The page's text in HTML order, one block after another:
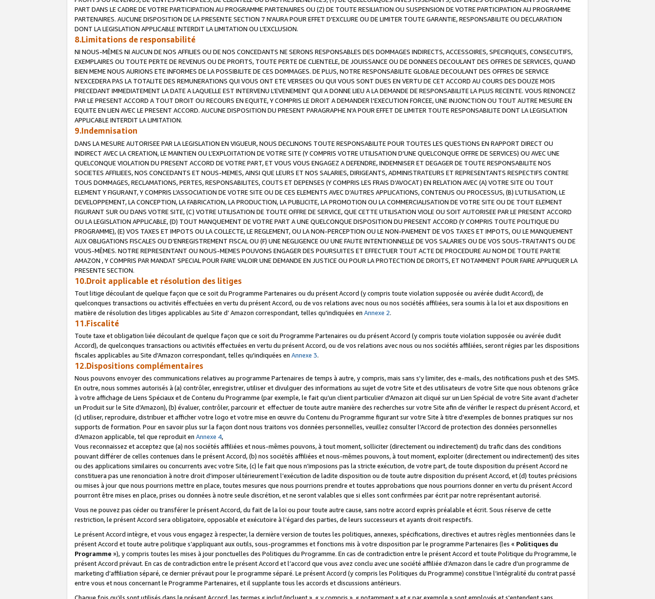
PART DANS LE CADRE DE VOTRE PARTICIPATION AU PROGRAMME PARTENAIRES OU (Z) DE TOUTE RESILIATION OU SUSPENSION DE VOTRE PARTICIPATION AU PROGRAMME
PARTENAIRES. AUCUNE DISPOSITION DE LA PRESENTE SECTION 7 N'AURA POUR EFFET D'EXCLURE OU DE LIMITER TOUTE GARANTIE, RESPONSABILITE OU DECLARATION
DONT LA LEGISLATION APPLICABLE INTERDIT LA LIMITATION OU L’EXCLUSION.
8.Limitations de responsabilité
NI NOUS-MÊMES NI AUCUN DE NOS AFFILIES OU DE NOS CONCEDANTS NE SERONS RESPONSABLES DES DOMMAGES INDIRECTS, ACCESSOIRES, SPECIFIQUES, CONSECUTIFS,
EXEMPLAIRES OU TOUTE PERTE DE REVENUS OU DE PROFITS, TOUTE PERTE DE CLIENTELE, DE JOUISSANCE OU DE DONNEES DECOULANT DES OFFRES DE SERVICES, QUAND
BIEN MEME NOUS AURIONS ETE INFORMES DE LA POSSIBILITE DE CES DOMMAGES. DE PLUS, NOTRE RESPONSABILITE GLOBALE DECOULANT DES OFFRES DE SERVICE
N’EXCEDERA PAS LA TOTALITE DES REMUNERATIONS QUI VOUS ONT ETE VERSEES OU QUI VOUS SONT DUES EN VERTU DE CET ACCORD AU COURS DES DOUZE MOIS
PRECEDANT IMMEDIATEMENT LA DATE A LAQUELLE EST INTERVENU L’EVENEMENT QUI A DONNE LIEU A LA DEMANDE DE RESPONSABILITE LA PLUS RECENTE. VOUS RENONCEZ
PAR LE PRESENT ACCORD A TOUT DROIT OU RECOURS EN EQUITE, Y COMPRIS LE DROIT A DEMANDER l'EXECUTION FORCEE, UNE INJONCTION OU TOUT AUTRE MESURE EN
EQUITE EN LIEN AVEC LE PRESENT ACCORD. AUCUNE DISPOSITION DU PRESENT PARAGRAPHE N'A POUR EFFET DE LIMITER TOUTE RESPONSABILITE DONT LA LEGISLATION
APPLICABLE INTERDIT LA LIMITATION.
9.Indemnisation
DANS LA MESURE AUTORISEE PAR LA LEGISLATION EN VIGUEUR, NOUS DECLINONS TOUTE RESPONSABILITE POUR TOUTES LES QUESTIONS EN RAPPORT DIRECT OU
INDIRECT AVEC LA CREATION, LE MAINTIEN OU L’EXPLOITATION DE VOTRE SITE (Y COMPRIS VOTRE UTILISATION D'UNE QUELCONQUE OFFRE DE SERVICES) OU AVEC UNE
QUELCONQUE VIOLATION DU PRESENT ACCORD DE VOTRE PART, ET VOUS VOUS ENGAGEZ A DEFENDRE, INDEMNISER ET DEGAGER DE TOUTE RESPONSABILITE NOS
SOCIETES AFFILIEES, NOS CONCEDANTS ET NOUS-MEMES, AINSI QUE LEURS ET NOS SALARIES, DIRIGEANTS, ADMINISTRATEURS ET REPRESENTANTS RESPECTIFS CONTRE
TOUS DOMMAGES, RECLAMATIONS, PERTES, RESPONSABILITES, COUTS ET DEPENSES (Y COMPRIS LES FRAIS D’AVOCAT) EN RELATION AVEC (A) VOTRE SITE OU TOUT
ELEMENT Y FIGURANT, Y COMPRIS L’ASSOCIATION DE VOTRE SITE OU DE CES ELEMENTS AVEC D’AUTRES APPLICATIONS, CONTENUS OU PROCESSUS, (B) L’UTILISATION, LE
DEVELOPPEMENT, LA CONCEPTION, LA FABRICATION, LA PRODUCTION, LA PUBLICITE, LA PROMOTION OU LA COMMERCIALISATION DE VOTRE SITE OU DE TOUT ELEMENT
FIGURANT SUR OU DANS VOTRE SITE, (C) VOTRE UTILISATION DE TOUTE OFFRE DE SERVICE, QUE CETTE UTILISATION VIOLE OU SOIT AUTORISEE PAR LE PRESENT ACCORD
OU LA LEGISLATION APPLICABLE, (D) TOUT MANQUEMENT DE VOTRE PART A UNE QUELCONQUE DISPOSITION DU PRESENT ACCORD (Y COMPRIS TOUTE POLITIQUE DU
PROGRAMME), (E) VOS TAXES ET IMPOTS OU LA COLLECTE, LE REGLEMENT, OU LA NON-PERCEPTION OU LE NON-PAIEMENT DE VOS TAXES ET IMPOTS, OU LE MANQUEMENT
AUX OBLIGATIONS FISCALES OU D’ENREGISTREMENT FISCAL OU (F) UNE NEGLIGENCE OU UNE FAUTE INTENTIONNELLE DE VOS SALARIES OU DE VOS SOUS-TRAITANTS OU DE
VOUS-MÊMES. NOTRE REPRESENTANT OU NOUS-MEMES POUVONS ENGAGER DES POURSUITES ET EFFECTUER TOUT ACTE DE PROCEDURE AU NOM DE TOUTE PARTIE
AMAZON , Y COMPRIS PAR MANDAT SPECIAL POUR FAIRE VALOIR UNE DEMANDE EN JUSTICE OU POUR LA PROTECTION DE DROITS, ET NOTAMMENT POUR FAIRE APPLIQUER LA
PRESENTE SECTION.
10.Droit applicable et résolution des litiges
Tout litige découlant de quelque façon que ce soit du Programme Partenaires ou du présent Accord (y compris toute violation supposée ou avérée dudit Accord), de
quelconques transactions ou activités effectuées en vertu du présent Accord, ou de vos relations avec nous ou nos sociétés affiliées, sera soumis à la loi et aux dispositions en
matière de résolution des litiges applicables au Site d’ Amazon correspondant, telles qu'indiquées en Annexe 2.
11.Fiscalité
Toute taxe et obligation liée découlant de quelque façon que ce soit du Programme Partenaires ou du présent Accord (y compris toute violation supposée ou avérée dudit
Accord), de quelconques transactions ou activités effectuées en vertu du présent Accord, ou de vos relations avec nous ou nos sociétés affiliées, seront régies par les dispositions
fiscales applicables au Site d’Amazon correspondant, telles qu'indiquées en Annexe 3.
12.Dispositions complémentaires
Nous pouvons envoyer des communications relatives au programme Partenaires de temps à autre, y compris, mais sans s'y limiter, des e-mails, des notifications push et des SMS.
En outre, nous sommes autorisés à (a) contrôler, enregistrer, utiliser et divulguer des informations au sujet de votre Site et des utilisateurs de votre Site que nous obtenons grâce
à votre affichage de Liens Spéciaux et de Contenu du Programme (par exemple, le fait qu’un client particulier d'Amazon ait cliqué sur un Lien Spécial de votre Site avant d’acheter
un Produit sur le Site d’Amazon), (b) évaluer, contrôler, parcourir et effectuer de toute autre manière des recherches sur votre Site afin de vérifier le respect du présent Accord, et
(c) utiliser, reproduire, distribuer et afficher votre logo et votre mise en œuvre du Contenu du Programme figurant sur votre Site à titre d’exemples de bonnes pratiques sur nos
supports de formation. Pour en savoir plus sur la façon dont nous traitons vos données personnelles, veuillez consulter l’Accord de protection des données personnelles
d’Amazon applicable, tel que reproduit en Annexe 4,
Vous reconnaissez et acceptez que (a) nos sociétés affiliées et nous-mêmes pouvons, à tout moment, solliciter (directement ou indirectement) du trafic dans des conditions
pouvant différer de celles contenues dans le présent Accord, (b) nos sociétés affiliées et nous-mêmes pouvons, à tout moment, exploiter (directement ou indirectement) des sites
ou des applications similaires ou concurrents avec votre Site, (c) le fait que nous n’imposions pas la stricte exécution, de votre part, de toute disposition du présent Accord ne
constituera pas une renonciation à notre droit d’imposer ultérieurement l’exécution de ladite disposition ou de toute autre disposition du présent Accord, et (d) toutes précisions
ou mises à jour que nous pourrions mettre en place, toutes mesures que nous pourrions prendre et toutes approbations que nous pourrions donner en vertu du présent Accord
pourront être mises en place, prises ou données à notre seule discrétion, et ne seront valables que si elles sont confirmées par écrit par notre représentant autorisé.
Vous ne pouvez pas céder ou transférer le présent Accord, du fait de la loi ou pour toute autre cause, sans notre accord exprès préalable et écrit. Sous réserve de cette
restriction, le présent Accord sera obligatoire, opposable et exécutoire à l’égard des parties, de leurs successeurs et ayants droit respectifs.
Le présent Accord intègre, et vous vous engagez à respecter, la dernière version de toutes les politiques, annexes, spécifications, directives et autres règles mentionnées dans le
présent Accord et toute autre politique s’appliquant aux outils, sous-programmes et fonctions mis à votre disposition par le programme Partenaires (les « Politiques du
Programme »), y compris toutes les mises à jour ponctuelles des Politiques du Programme. En cas de contradiction entre le présent Accord et toute Politique du Programme, le
présent Accord prévaut. En cas de contradiction entre le présent Accord et l’accord que vous avez conclu avec une société affiliée d’Amazon dans le cadre d’un programme de
marketing d’affiliation séparé, ce dernier prévaut pour le programme séparé. Le présent Accord (y compris les Politiques du Programme) constitue l’intégralité du contrat passé
entre vous et nous concernant le Programme Partenaires, et il supplante tous les accords et discussions antérieurs.